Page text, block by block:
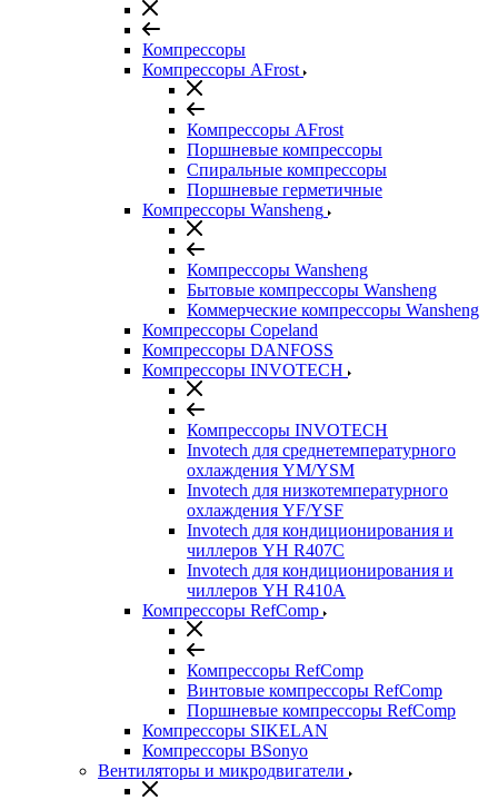
Компрессоры
Компрессоры AFrost
Компрессоры AFrost
Поршневые компрессоры
Спиральные компрессоры
Поршневые герметичные
Компрессоры Wansheng
Компрессоры Wansheng
Бытовые компрессоры Wansheng
Коммерческие компрессоры Wansheng
Компрессоры Copeland
Компрессоры DANFOSS
Компрессоры INVOTECH
Компрессоры INVOTECH
Invotech для среднетемпературного
охлаждения YM/YSM
Invotech для низкотемпературного
охлаждения YF/YSF
Invotech для кондиционирования и
чиллеров YH R407C
Invotech для кондиционирования и
чиллеров YH R410A
Компрессоры RefComp
Компрессоры RefComp
Винтовые компрессоры RefComp
Поршневые компрессоры RefComp
Компрессоры SIKELAN
Компрессоры BSonyo
Вентиляторы и микродвигатели